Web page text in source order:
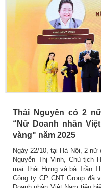
Thái Nguyên có 2
“Nữ Doanh nhân
vàng" năm 2025
Ngày 22/10, tại Hà Nội, 2 nữ
Nguyễn Thị Vinh, Chủ tịch
mại Thái Hưng và bà Trần
Công ty CP CNT Group đã